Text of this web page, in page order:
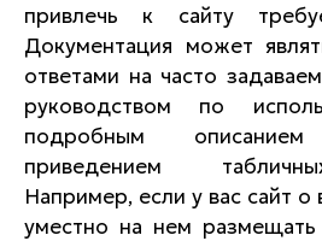
привлечь к сайту
Документация может
ответами на часто
руководством по
подробным
приведением
Например, если у вас сайт о
уместно на нем